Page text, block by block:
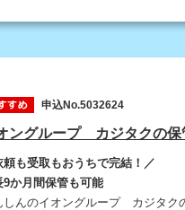
申込No.5032624
ングループ カジタクの保
頼も受取もおうちで完結！／
9か月間保管も可能
しんのイオングループ カジタク